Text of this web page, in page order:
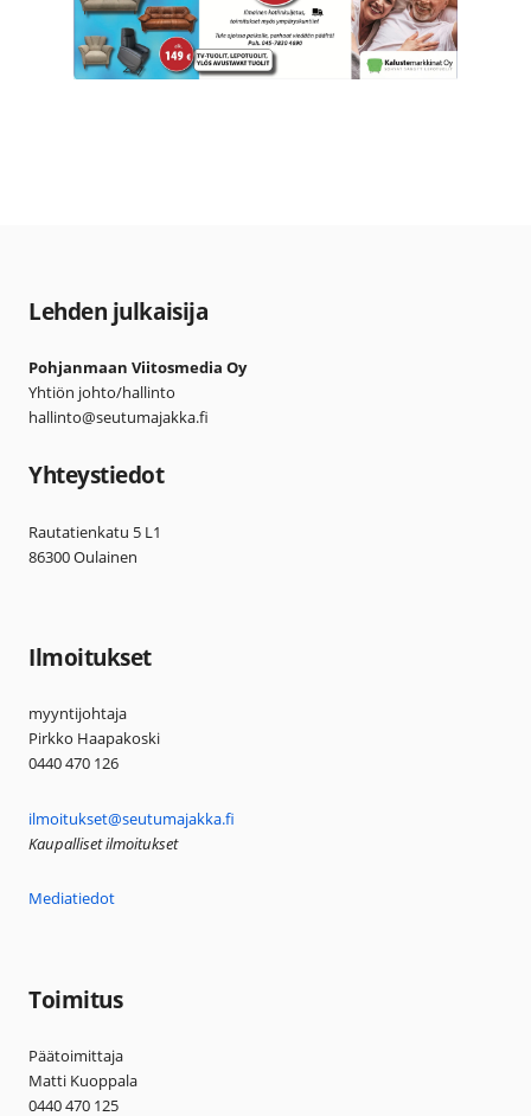
Lehden julkaisija
Pohjanmaan Viitosmedia Oy
Yhtiön johto/hallinto
hallinto@seutumajakka.fi
Yhteystiedot
Rautatienkatu 5 L1
86300 Oulainen
Ilmoitukset
myyntijohtaja
Pirkko Haapakoski
0440 470 126
ilmoitukset@seutumajakka.fi
Kaupalliset ilmoitukset
Mediatiedot
Toimitus
Päätoimittaja
Matti Kuoppala
0440 470 125